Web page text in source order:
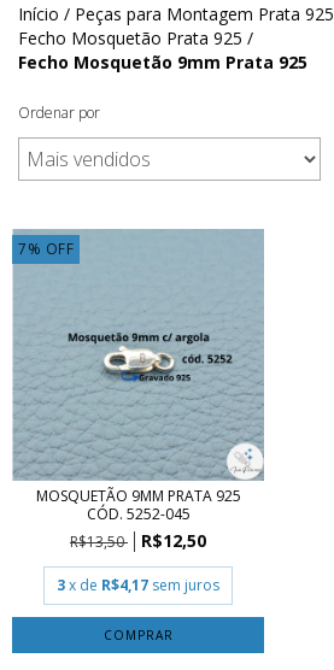
Início / Peças para Montagem Prata 925
Fecho Mosquetão Prata 925 /
Fecho Mosquetão 9mm Prata 925
Ordenar por
7% OFF
MOSQUETÃO 9MM PRATA 925
CÓD. 5252-045
R$13,50
R$12,50
3x de R$4,17 sem juros
COMPRAR